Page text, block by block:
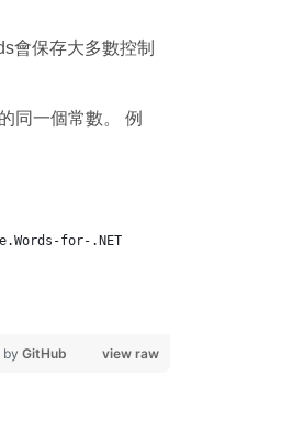
會保存大多數控制
同一個常數。 例
for-.NET
view raw
GitHub